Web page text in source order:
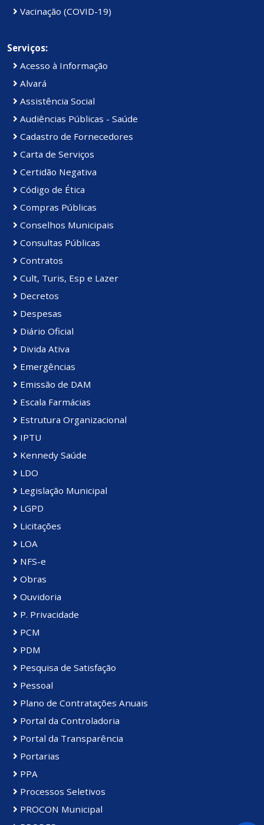
Vacinação (COVID-19)
Serviços:
Acesso à Informação
Alvará
Assistência Social
Audiências Públicas - Saúde
Cadastro de Fornecedores
Carta de Serviços
Certidão Negativa
Código de Ética
Compras Públicas
Conselhos Municipais
Consultas Públicas
Contratos
Cult, Turis, Esp e Lazer
Decretos
Despesas
Diário Oficial
Divida Ativa
Emergências
Emissão de DAM
Escala Farmácias
Estrutura Organizacional
IPTU
Kennedy Saúde
LDO
Legislação Municipal
LGPD
Licitações
LOA
NFS-e
Obras
Ouvidoria
P. Privacidade
PCM
PDM
Pesquisa de Satisfação
Pessoal
Plano de Contratações Anuais
Portal da Controladoria
Portal da Transparência
Portarias
PPA
Processos Seletivos
PROCON Municipal